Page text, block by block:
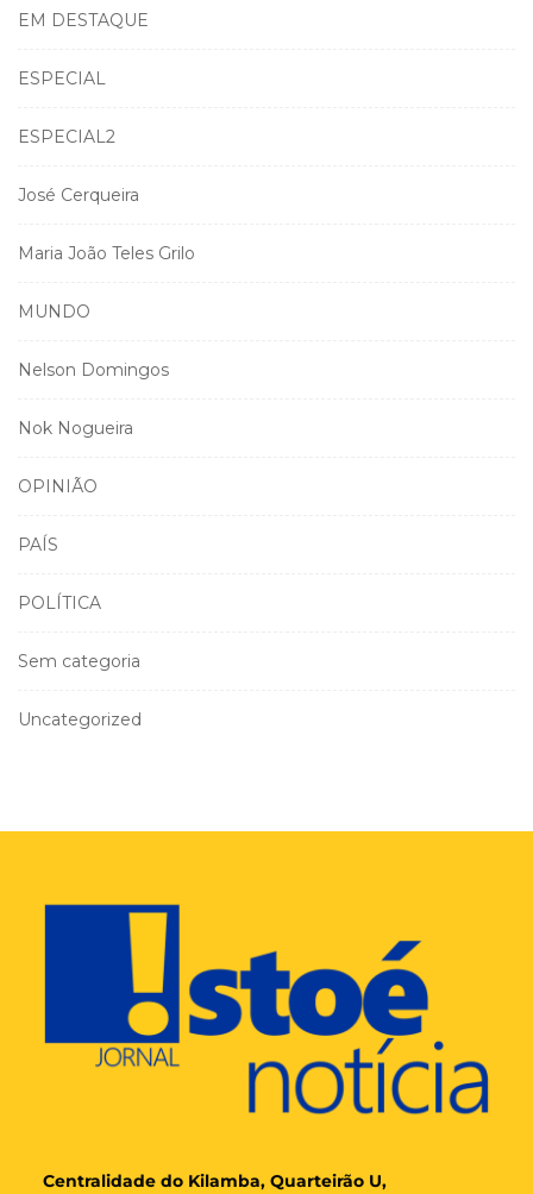
EM DESTAQUE
ESPECIAL
ESPECIAL2
José Cerqueira
Maria João Teles Grilo
MUNDO
Nelson Domingos
Nok Nogueira
OPINIÃO
PAÍS
POLÍTICA
Sem categoria
Uncategorized
Centralidade do Kilamba, Quarteirão U,